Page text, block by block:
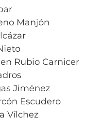
Manjón
Rubio Carnicer
Jiménez
Escudero
Vílchez